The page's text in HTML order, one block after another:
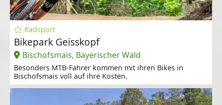
Radsport
Bikepark Geisskopf
Bischofsmais, Bayerischer Wald
Besonders MTB-Fahrer kommen mit ihren Bikes in
Bischofsmais voll auf ihre Kosten.